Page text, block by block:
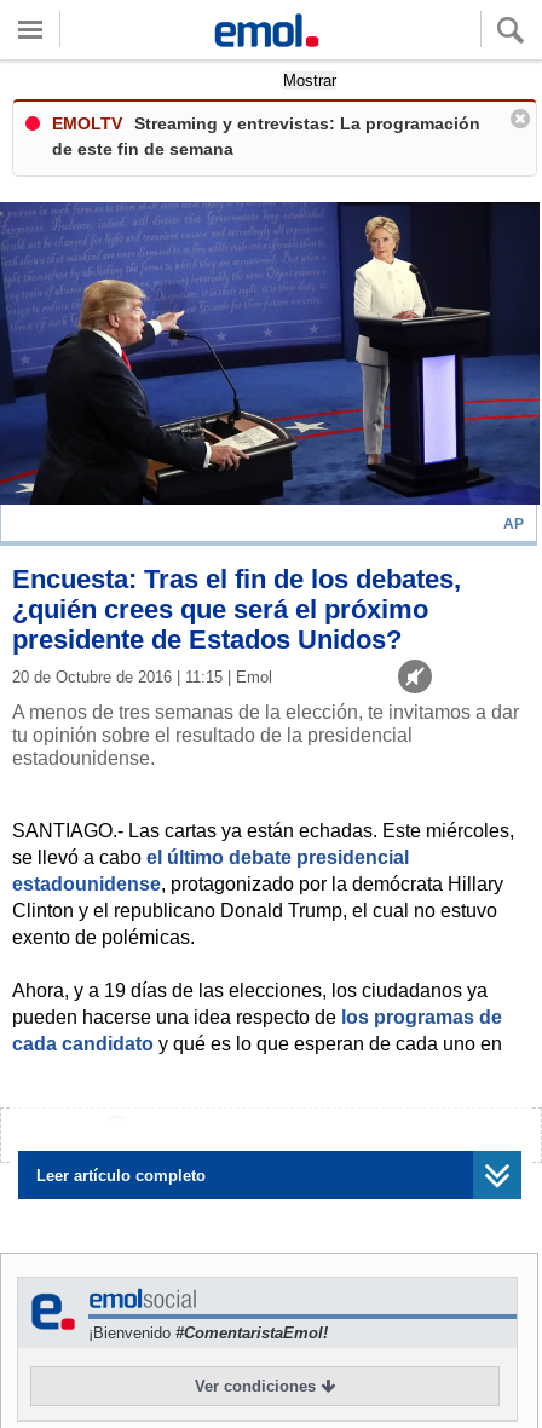
Mostrar
EMOLTV
Streaming y entrevistas: La programación
de este fin de semana
AP
Encuesta: Tras el fin de los debates,
¿quién crees que será el próximo
presidente de Estados Unidos?
20 de Octubre de 2016 | 11:15 | Emol
A menos de tres semanas de la elección, te invitamos a dar
tu opinión sobre el resultado de la presidencial
estadounidense.
SANTIAGO.- Las cartas ya están echadas. Este miércoles,
se llevó a cabo el último debate presidencial
estadounidense, protagonizado por la demócrata Hillary
Clinton y el republicano Donald Trump, el cual no estuvo
exento de polémicas.
Ahora, y a 19 días de las elecciones, los ciudadanos ya
pueden hacerse una idea respecto de los programas de
cada candidato y qué es lo que esperan de cada uno en
quién crees tú que será el próximo Presidente
estadounidense:
Leer artículo completo
¡Bienvenido #ComentaristaEmol!
Ver condiciones